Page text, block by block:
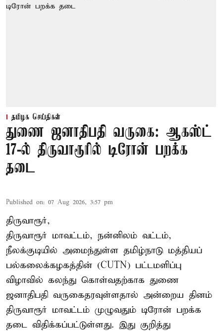
தமிழக செய்திகள்
துணை ஜனாதிபதி வருகை: ஆகஸ்ட்
17-ல் திருவாரூரில் டிரோன் பறக்க
தடை
Published on: 07 Aug 2026, 3:57 pm
திருவாரூர்,
திருவாரூர் மாவட்டம், நன்னிலம் வட்டம்,
நீலக்குடியில் அமைந்துள்ள தமிழ்நாடு மத்தியப்
பல்கலைக்கழகத்தின் (CUTN) பட்டமளிப்பு
விழாவில் கலந்து கொள்வதற்காக துணை
ஜனாதிபதி வருகைதரவுள்ளதால் அன்றைய தினம்
திருவாரூர் மாவட்டம் முழுவதும் டிரோன் பறக்க
தடை விதிக்கப்பட்டுள்ளது. இது குறித்து